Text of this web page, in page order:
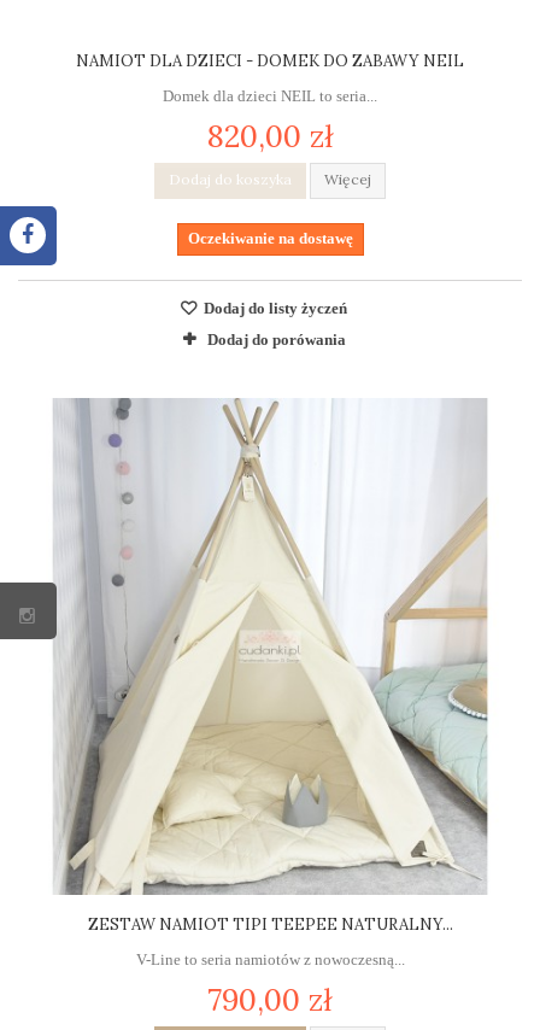
NAMIOT DLA DZIECI - DOMEK DO ZABAWY NEIL
Domek dla dzieci NEIL to seria...
820,00 zł
Dodaj do koszyka Więcej
Oczekiwanie na dostawę
Dodaj do listy życzeń
Dodaj do porówania
ZESTAW NAMIOT TIPI TEEPEE NATURALNY...
V-Line to seria namiotów z nowoczesną...
790,00 zł